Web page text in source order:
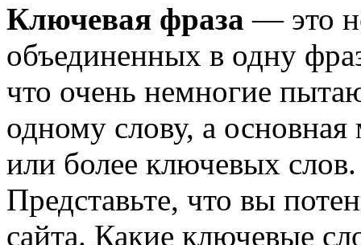
Ключевая фраза — это
объединенных в одну
что очень немногие
одному слову, а основная
или более ключевых слов.
Представьте, что вы
сайта. Какие ключевые